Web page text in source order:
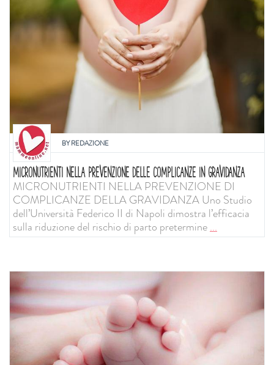
BYREDAZIONE
MICRONUTRIENTI NELLA PREVENZIONE DELLE COMPLICANZE IN GRAVIDANZA
MICRONUTRIENTI NELLA PREVENZIONE DI
COMPLICANZE DELLA GRAVIDANZA Uno Studio
dell’Università Federico II di Napoli dimostra l’efficacia
sulla riduzione del rischio di parto pretermine...